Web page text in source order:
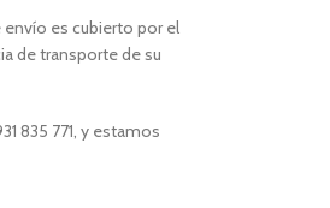
envío es cubierto por el
de transporte de su
835 771, y estamos